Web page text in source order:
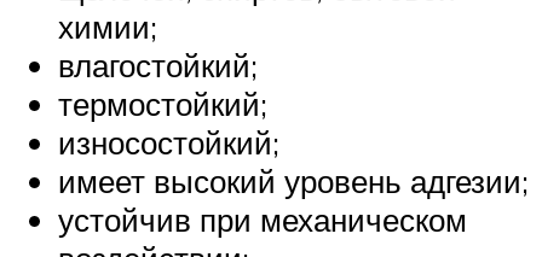
химии;
влагостойкий;
термостойкий;
износостойкий;
имеет высокий уровень адгезии;
устойчив при механическом